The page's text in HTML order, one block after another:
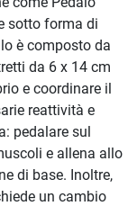
sotto forma di
è composto da
da 6 x 14 cm
e coordinare il
reattività e
pedalare sul
e allena allo
di base. Inoltre,
un cambio